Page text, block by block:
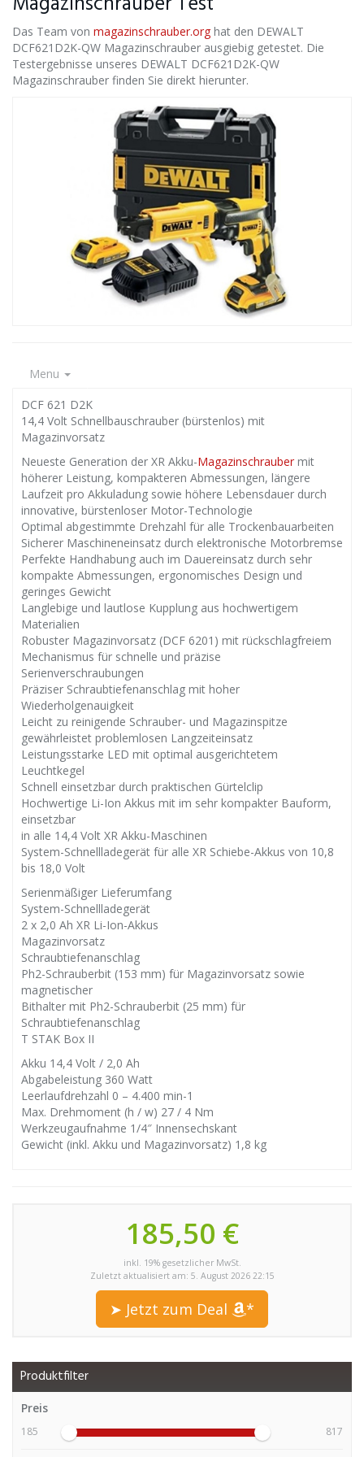
Das Team von magazinschrauber.org hat den DEWALT
DCF621D2K-QW Magazinschrauber ausgiebig getestet. Die
Testergebnisse unseres DEWALT DCF621D2K-QW
Magazinschrauber finden Sie direkt hierunter.
Menu
DCF 621 D2K
14,4 Volt Schnellbauschrauber (bürstenlos) mit
Magazinvorsatz
Neueste Generation der XR Akku-Magazinschrauber mit
höherer Leistung, kompakteren Abmessungen, längere
Laufzeit pro Akkuladung sowie höhere Lebensdauer durch
innovative, bürstenloser Motor-Technologie
Optimal abgestimmte Drehzahl für alle Trockenbauarbeiten
Sicherer Maschineneinsatz durch elektronische Motorbremse
Perfekte Handhabung auch im Dauereinsatz durch sehr
kompakte Abmessungen, ergonomisches Design und
geringes Gewicht
Langlebige und lautlose Kupplung aus hochwertigem
Materialien
Robuster Magazinvorsatz (DCF 6201) mit rückschlagfreiem
Mechanismus für schnelle und präzise
Serienverschraubungen
Präziser Schraubtiefenanschlag mit hoher
Wiederholgenauigkeit
Leicht zu reinigende Schrauber- und Magazinspitze
gewährleistet problemlosen Langzeiteinsatz
Leistungsstarke LED mit optimal ausgerichtetem
Leuchtkegel
Schnell einsetzbar durch praktischen Gürtelclip
Hochwertige Li-Ion Akkus mit im sehr kompakter Bauform,
einsetzbar
in alle 14,4 Volt XR Akku-Maschinen
System-Schnellladegerät für alle XR Schiebe-Akkus von 10,8
bis 18,0 Volt
Serienmäßiger Lieferumfang
System-Schnellladegerät
2 x 2,0 Ah XR Li-Ion-Akkus
Magazinvorsatz
Schraubtiefenanschlag
Ph2-Schrauberbit (153 mm) für Magazinvorsatz sowie
magnetischer
Bithalter mit Ph2-Schrauberbit (25 mm) für
Schraubtiefenanschlag
T STAK Box II
Akku 14,4 Volt / 2,0 Ah
Abgabeleistung 360 Watt
Leerlaufdrehzahl 0 – 4.400 min-1
Max. Drehmoment (h / w) 27 / 4 Nm
Werkzeugaufnahme 1/4″ Innensechskant
Gewicht (inkl. Akku und Magazinvorsatz) 1,8 kg
185,50 €
inkl. 19% gesetzlicher MwSt.
Zuletzt aktualisiert am: 5. August 2026 22:15
➤ Jetzt zum Deal *
Produktfilter
Preis
185 817